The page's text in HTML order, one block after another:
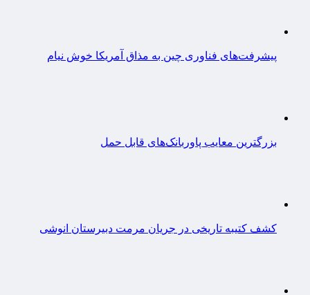
پیشرفت‌های فناوری چین به مذاق آمریکا خوش نیام
بزرگترین معایب پاوربانک‌های قابل حمل
کشف کتیبه تاریخی در جریان مرمت دبیرستان انوشی